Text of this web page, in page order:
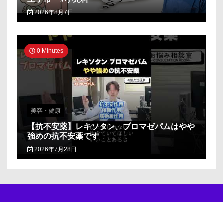
2026年8月7日
0 Minutes
美容・健康
【抗不安薬】レキソタン、ブロマゼパムはやや
強めの抗不安薬です
2026年7月28日